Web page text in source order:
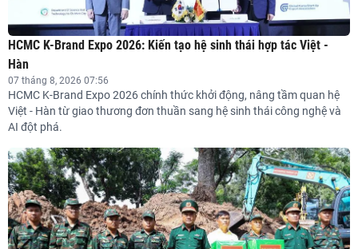
HCMC K-Brand Expo 2026: Kiến tạo hệ sinh thái hợp tác Việt -
Hàn
07 tháng 8, 2026 07:56
HCMC K-Brand Expo 2026 chính thức khởi động, nâng tầm quan hệ
Việt - Hàn từ giao thương đơn thuần sang hệ sinh thái công nghệ và
AI đột phá.